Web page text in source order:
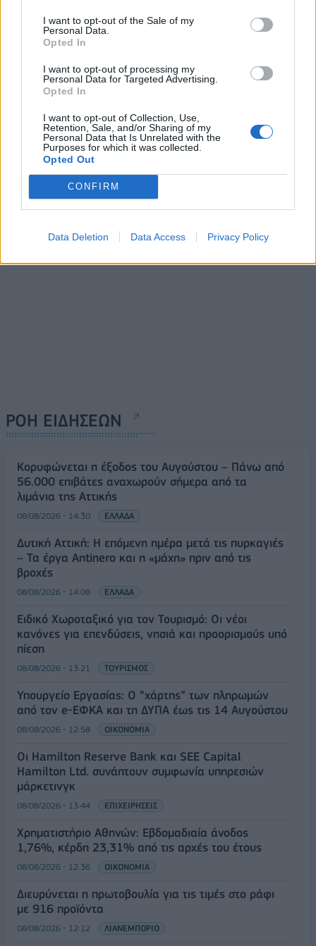
I want to opt-out of the Sale of my
Personal Data.
Opted In
I want to opt-out of processing my
Personal Data for Targeted Advertising.
Opted In
I want to opt-out of Collection, Use,
Retention, Sale, and/or Sharing of my
Personal Data that Is Unrelated with the
Purposes for which it was collected.
Opted Out
CONFIRM
Data Deletion Data Access Privacy Policy
ΠΕΡΙΣΣΌΤΕΡΑ ΣΕ ΑΥΤΉ ΤΗΝ ΚΑΤΗΓΟΡΊΑ
Enel: Στην υψηλότερη θέση
του κλάδου στον δείκτη
αειφορίας Dow Jones
13/12/2022 - 13:26
Επαναπιστοποίησε
13/12/2022 - 15:20
ΡΟΗ ΕΙΔΗΣΕΩΝ
Κορυφώνεται η έξοδος του Αυγούστου – Πάνω από
56.000 επιβάτες αναχωρούν σήμερα από τα
λιμάνια της Αττικής
08/08/2026 - 14:30 ΕΛΛΑΔΑ
Δυτική Αττική: Η επόμενη ημέρα μετά τις πυρκαγιές
– Τα έργα Antinero και η «μάχη» πριν από τις
βροχές
08/08/2026 - 14:08 ΕΛΛΑΔΑ
Ειδικό Χωροταξικό για τον Τουρισμό: Οι νέοι
κανόνες για επενδύσεις, νησιά και προορισμούς υπό
πίεση
08/08/2026 - 13:21 ΤΟΥΡΙΣΜΟΣ
Υπουργείο Εργασίας: Ο “χάρτης” των πληρωμών
από τον e-ΕΦΚΑ και τη ΔΥΠΑ έως τις 14 Αυγούστου
08/08/2026 - 12:58 ΟΙΚΟΝΟΜΙΑ
Οι Hamilton Reserve Bank και SEE Capital
Hamilton Ltd. συνάπτουν συμφωνία υπηρεσιών
μάρκετινγκ
08/08/2026 - 13:44 ΕΠΙΧΕΙΡΗΣΕΙΣ
Χρηματιστήριο Αθηνών: Εβδομαδιαία άνοδος
1,76%, κέρδη 23,31% από τις αρχές του έτους
08/08/2026 - 12:36 ΟΙΚΟΝΟΜΙΑ
Διευρύνεται η πρωτοβουλία για τις τιμές στο ράφι
με 916 προϊόντα
08/08/2026 - 12:12 ΛΙΑΝΕΜΠΟΡΙΟ